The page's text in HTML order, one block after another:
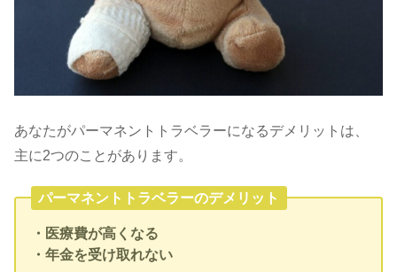
あなたがパーマネントトラベラーになるデメリットは、
主に2つのことがあります。
パーマネントトラベラーのデメリット
・医療費が高くなる
・年金を受け取れない